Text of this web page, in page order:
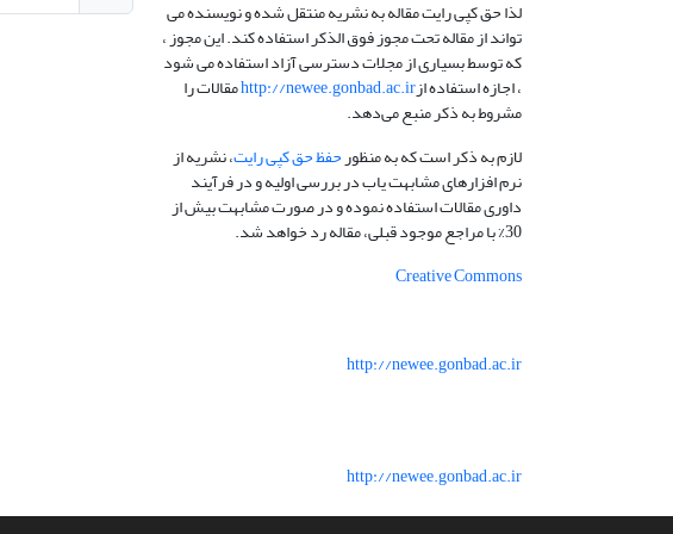
لذا حق کپی رایت مقاله به نشریه منتقل شده و نویسنده می
تواند از مقاله تحت مجوز فوق الذکر استفاده کند. این مجوز ،
که توسط بسیاری از مجلات دسترسی آزاد استفاده می شود
، اجازه استفاده ازhttp://newee.gonbad.ac.irمقالات را
مشروط به ذکر منبع می‌دهد.
لازم به ذکر است که به منظورحفظ حق کپی رایت، نشریه از
نرم افزارهای مشابهت یاب در بررسی اولیه و در فرآیند
داوری مقالات استفاده نموده و در صورت مشابهت بیش از
30% با مراجع موجود قبلی، مقاله رد خواهد شد.
Creative Commons
http://newee.gonbad.ac.ir
http://newee.gonbad.ac.ir